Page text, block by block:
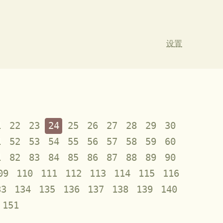
设置
22 23 24 25 26 27 28 29
30
52 53 54 55 56 57 58 59
60
82 83 84 85 86 87 88 89
90
110 111 112 113 114 115
116
134 135 136 137 138 139
140
151